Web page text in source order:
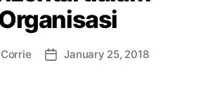
Corrie
PostJanuary 25, 2018